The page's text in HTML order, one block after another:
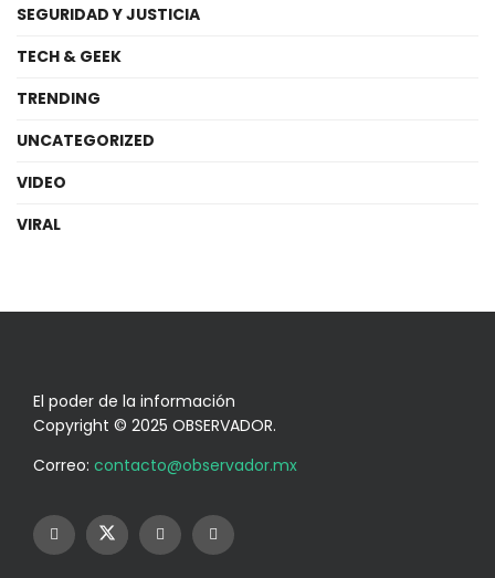
SEGURIDAD Y JUSTICIA
TECH & GEEK
TRENDING
UNCATEGORIZED
VIDEO
VIRAL
El poder de la información
Copyright © 2025 OBSERVADOR.
Correo: contacto@observador.mx